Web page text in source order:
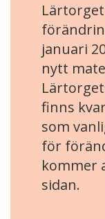
januari
nytt
finns
som
för
kommer
sidan.